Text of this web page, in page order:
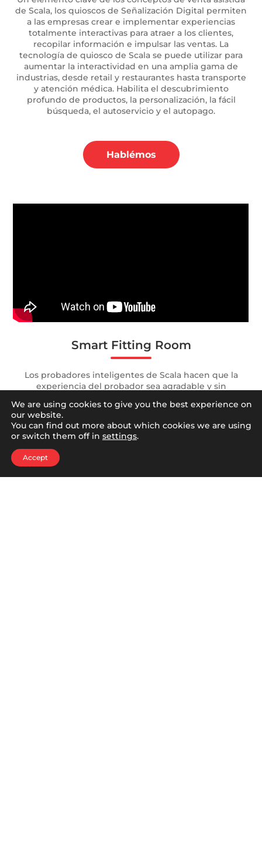
de Scala, los quioscos de Señalización Digital permiten
a las empresas crear e implementar experiencias
totalmente interactivas para atraer a los clientes,
recopilar información e impulsar las ventas. La
tecnología de quiosco de Scala se puede utilizar para
aumentar la interactividad en una amplia gama de
industrias, desde retail y restaurantes hasta transporte
y atención médica. Habilita el descubrimiento
profundo de productos, la personalización, la fácil
búsqueda, el autoservicio y el autopago.
Hablémos
Smart Fitting Room
Los probadores inteligentes de Scala hacen que la
experiencia del probador sea agradable y sin
mejorar la experiencia del cliente y aumentar las
conversiones de compra. Cada probador está equipado
con un timbre físico. Los clientes pueden solicitar
asistencia mientras están en el probador simplemente
presionando el timbre, que envía una notificación
instantánea (en pantalla y audio) al personal.
We are using cookies to give you the best experience on
our website.
You can find out more about which cookies we are using
or switch them off in settings.
Accept